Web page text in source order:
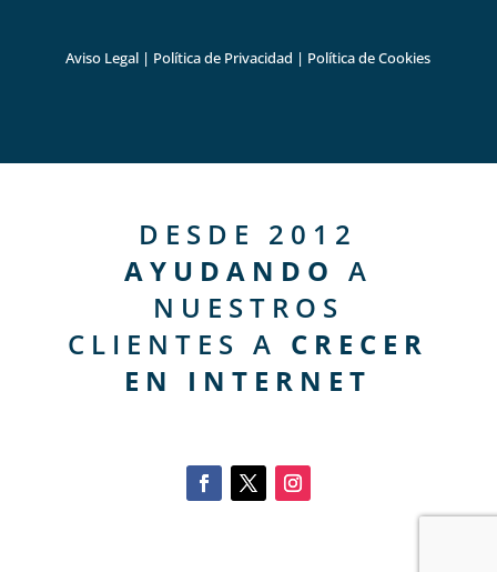
Aviso Legal | Política de Privacidad | Política de Cookies
DESDE 2012
AYUDANDO A
NUESTROS
CLIENTES A CRECER
EN INTERNET